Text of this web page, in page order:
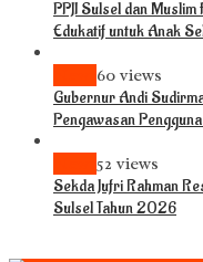
PPJI Sulsel dan
Edukatif untuk Anak
60 views
Gubernur Andi
Pengawasan
52 views
Sekda Jufri Rahman
Sulsel Tahun 2026